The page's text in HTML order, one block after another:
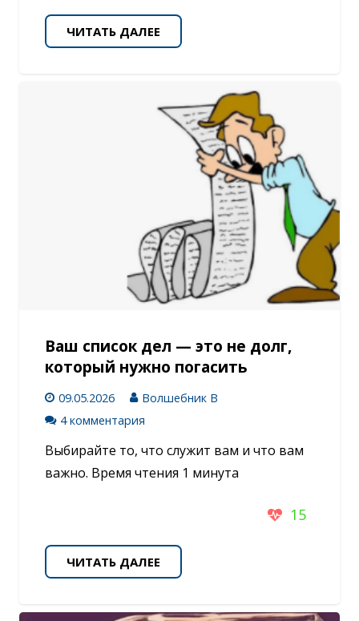
ЧИТАТЬ ДАЛЕЕ
Ваш список дел — это не долг,
который нужно погасить
09.05.2026
Волшебник В
4 комментария
Выбирайте то, что служит вам и что вам
важно. Время чтения 1 минута
15
ЧИТАТЬ ДАЛЕЕ